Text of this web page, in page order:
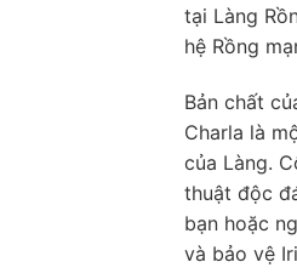
tại Làng
hệ Rồng
Bản chất
Charla là
của Làng.
thuật độc
bạn hoặc
và bảo vệ